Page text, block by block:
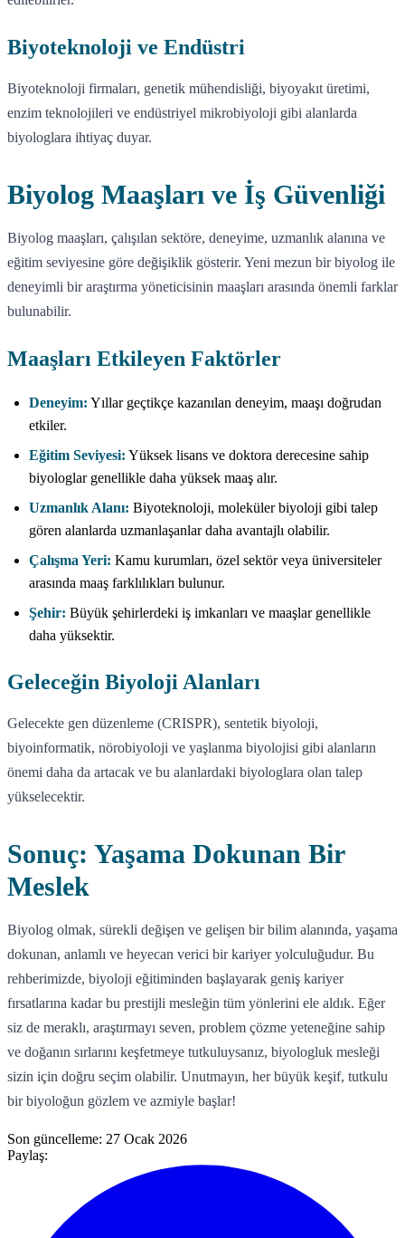
Biyoteknoloji ve Endüstri
Biyoteknoloji firmaları, genetik mühendisliği, biyoyakıt üretimi,
enzim teknolojileri ve endüstriyel mikrobiyoloji gibi alanlarda
biyologlara ihtiyaç duyar.
Biyolog Maaşları ve İş Güvenliği
Biyolog maaşları, çalışılan sektöre, deneyime, uzmanlık alanına ve
eğitim seviyesine göre değişiklik gösterir. Yeni mezun bir biyolog ile
deneyimli bir araştırma yöneticisinin maaşları arasında önemli farklar
bulunabilir.
Maaşları Etkileyen Faktörler
Deneyim: Yıllar geçtikçe kazanılan deneyim, maaşı doğrudan
etkiler.
Eğitim Seviyesi: Yüksek lisans ve doktora derecesine sahip
biyologlar genellikle daha yüksek maaş alır.
Uzmanlık Alanı: Biyoteknoloji, moleküler biyoloji gibi talep
gören alanlarda uzmanlaşanlar daha avantajlı olabilir.
Çalışma Yeri: Kamu kurumları, özel sektör veya üniversiteler
arasında maaş farklılıkları bulunur.
Şehir: Büyük şehirlerdeki iş imkanları ve maaşlar genellikle
daha yüksektir.
Geleceğin Biyoloji Alanları
Gelecekte gen düzenleme (CRISPR), sentetik biyoloji,
biyoinformatik, nörobiyoloji ve yaşlanma biyolojisi gibi alanların
önemi daha da artacak ve bu alanlardaki biyologlara olan talep
yükselecektir.
Sonuç: Yaşama Dokunan Bir
Meslek
Biyolog olmak, sürekli değişen ve gelişen bir bilim alanında, yaşama
dokunan, anlamlı ve heyecan verici bir kariyer yolculuğudur. Bu
rehberimizde, biyoloji eğitiminden başlayarak geniş kariyer
fırsatlarına kadar bu prestijli mesleğin tüm yönlerini ele aldık. Eğer
siz de meraklı, araştırmayı seven, problem çözme yeteneğine sahip
ve doğanın sırlarını keşfetmeye tutkuluysanız, biyologluk mesleği
sizin için doğru seçim olabilir. Unutmayın, her büyük keşif, tutkulu
bir biyoloğun gözlem ve azmiyle başlar!
Son güncelleme: 27 Ocak 2026
Paylaş: